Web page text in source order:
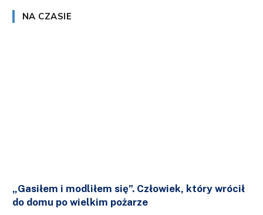
NA CZASIE
„Gasiłem i modliłem się”. Człowiek, który wrócił
do domu po wielkim pożarze